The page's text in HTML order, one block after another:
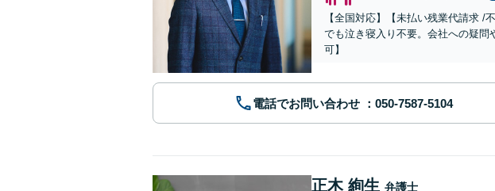
【全国対応】【未払い残業代請求 /
でも泣き寝入り不要。会社への疑
可】
電話でお問い合わせ
正木 絢生 弁護士